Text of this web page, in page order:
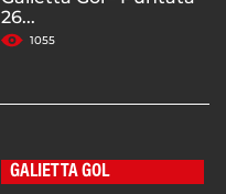
26...
1055
GALIETTA GOL